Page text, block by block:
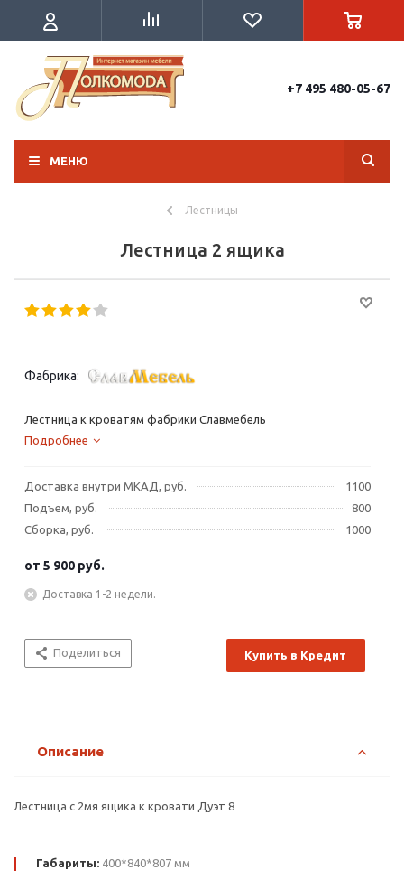
+7 495 480-05-67
МЕНЮ
Лестницы
Лестница 2 ящика
Фабрика:
Лестница к кроватям фабрики Славмебель
Подробнее
Доставка внутри МКАД, руб.
1100
Подъем, руб.
800
Сборка, руб.
1000
от 5 900 руб.
Доставка 1-2 недели.
Поделиться Купить в Кредит
Описание
Лестница с 2мя ящика к кровати Дуэт 8
Габариты: 400*840*807 мм